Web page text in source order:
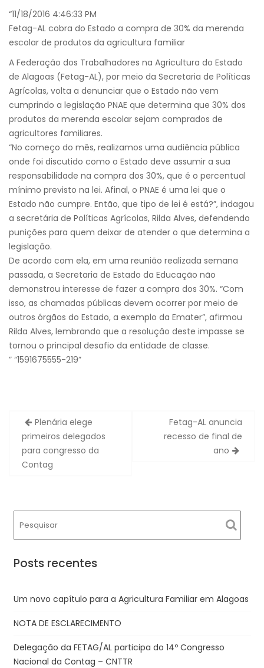
“11/18/2016 4:46:33 PM
Fetag-AL cobra do Estado a compra de 30% da merenda
escolar de produtos da agricultura familiar
A Federação dos Trabalhadores na Agricultura do Estado
de Alagoas (Fetag-AL), por meio da Secretaria de Políticas
Agrícolas, volta a denunciar que o Estado não vem
cumprindo a legislação PNAE que determina que 30% dos
produtos da merenda escolar sejam comprados de
agricultores familiares.
“No começo do mês, realizamos uma audiência pública
onde foi discutido como o Estado deve assumir a sua
responsabilidade na compra dos 30%, que é o percentual
mínimo previsto na lei. Afinal, o PNAE é uma lei que o
Estado não cumpre. Então, que tipo de lei é está?”, indagou
a secretária de Políticas Agrícolas, Rilda Alves, defendendo
punições para quem deixar de atender o que determina a
legislação.
De acordo com ela, em uma reunião realizada semana
passada, a Secretaria de Estado da Educação não
demonstrou interesse de fazer a compra dos 30%. “Com
isso, as chamadas públicas devem ocorrer por meio de
outros órgãos do Estado, a exemplo da Emater”, afirmou
Rilda Alves, lembrando que a resolução deste impasse se
tornou o principal desafio da entidade de classe.
” “1591675555-219”
Navegação
de
Post
Plenária elege
primeiros delegados
para congresso da
Contag
Fetag-AL anuncia
recesso de final de
ano
Posts recentes
Um novo capítulo para a Agricultura Familiar em Alagoas
NOTA DE ESCLARECIMENTO
Delegação da FETAG/AL participa do 14º Congresso
Nacional da Contag – CNTTR